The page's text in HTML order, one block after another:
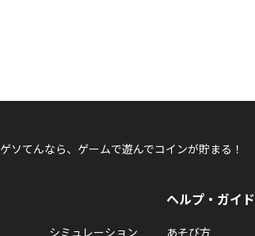
ゲソてんなら、ゲームで遊んでコインが貯まる！
シミュレーション
ヘルプ・ガイド
あそび方